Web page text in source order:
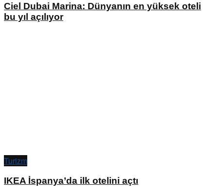
Ciel Dubai Marina: Dünyanın en yüksek oteli
bu yıl açılıyor
Turizm
IKEA İspanya’da ilk otelini açtı